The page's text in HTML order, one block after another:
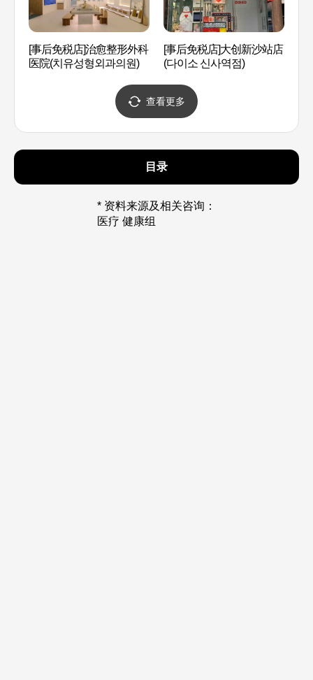
[事后免税店]治愈整形外科
医院(치유성형외과의원)
[事后免税店]大创新沙站店
(다이소 신사역점)
查看更多
目录
* 资料来源及相关咨询：
医疗 健康组